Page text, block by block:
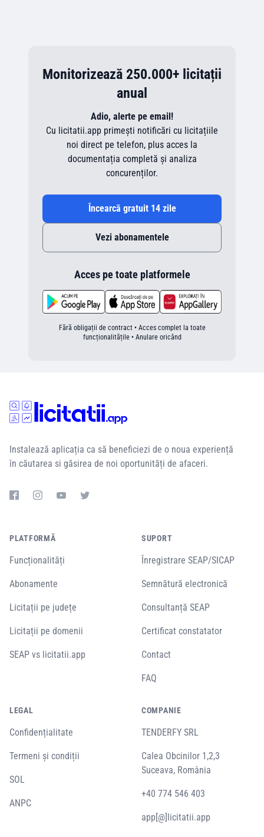
Monitorizează 250.000+ licitații
anual
Adio, alerte pe email!
Cu licitatii.app primești notificări cu licitațiile
noi direct pe telefon, plus acces la
documentația completă și analiza
concurenților.
Încearcă gratuit 14 zile
Vezi abonamentele
Acces pe toate platformele
Fără obligații de contract • Acces complet la toate
funcționalitățile • Anulare oricând
Instalează aplicația ca să beneficiezi de o noua experiență
în căutarea si găsirea de noi oportunități de afaceri.
PLATFORMĂ
Funcționalități
Abonamente
Licitații pe județe
Licitații pe domenii
SEAP vs licitatii.app
SUPORT
Înregistrare SEAP/SICAP
Semnătură electronică
Consultanță SEAP
Certificat constatator
Contact
FAQ
LEGAL
Confidențialitate
Termeni și condiții
SOL
ANPC
COMPANIE
TENDERFY SRL
Calea Obcinilor 1,2,3
Suceava, România
+40 774 546 403
app[@]licitatii.app